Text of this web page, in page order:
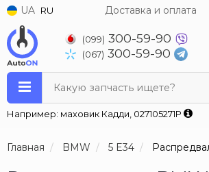
UA RU Доставка и оплата
(099) 300-59-90
(067) 300-59-90
Какую запчасть ищете?
Например: маховик Кадди, 027105271P
Главная BMW 5 E34